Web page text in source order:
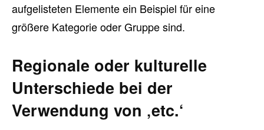
aufgelisteten Elemente ein Beispiel für eine
größere Kategorie oder Gruppe sind.
Regionale oder kulturelle
Unterschiede bei der
Verwendung von ‚etc.‘